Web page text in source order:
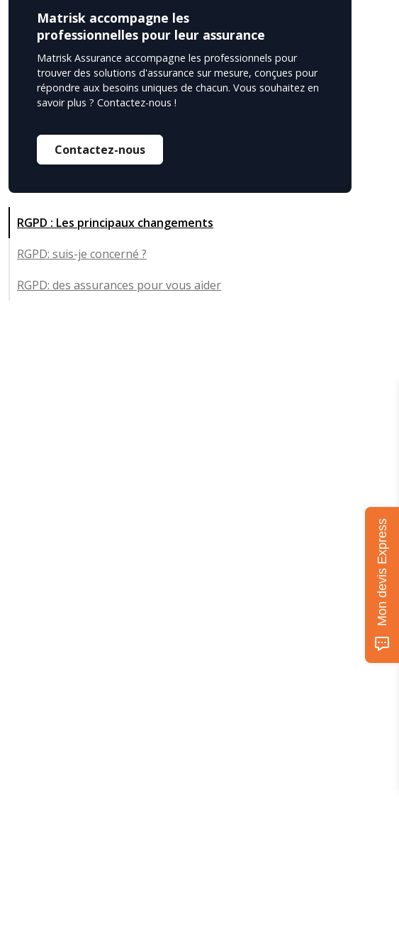
Matrisk accompagne les
professionnelles pour leur assurance
Matrisk Assurance accompagne les professionnels pour
trouver des solutions d'assurance sur mesure, conçues pour
répondre aux besoins uniques de chacun. Vous souhaitez en
savoir plus ? Contactez-nous !
Contactez-nous
RGPD : Les principaux changements
RGPD: suis-je concerné ?
RGPD: des assurances pour vous aider
Mon devis Express